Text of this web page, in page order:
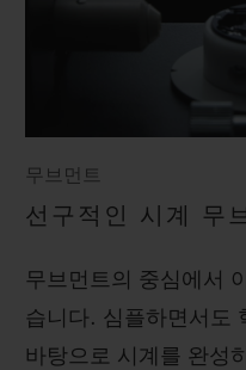
무브먼트
선구적인 시계 무
무브먼트의 중심에서
습니다. 심플하면서도
바탕으로 시계를 완성